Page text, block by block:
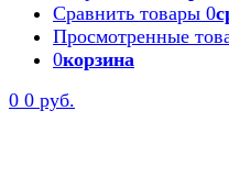
Сравнить товары 0
Просмотренные
0корзина
0 0 руб.